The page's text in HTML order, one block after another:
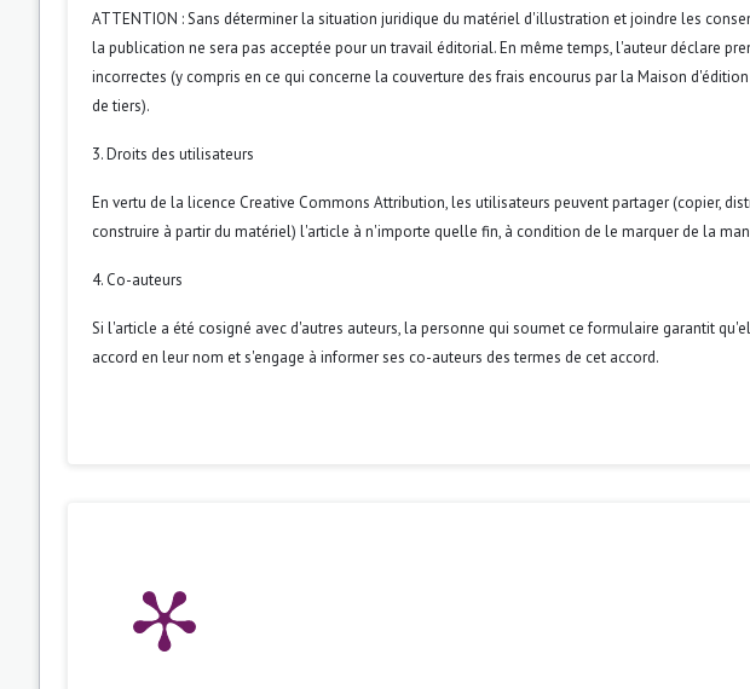
ATTENTION : Sans déterminer la situation juridique du matériel d'illustration et joindre les
la publication ne sera pas acceptée pour un travail éditorial. En même temps, l'auteur déclare
incorrectes (y compris en ce qui concerne la couverture des frais encourus par la Maison
de tiers).
3. Droits des utilisateurs
En vertu de la licence Creative Commons Attribution, les utilisateurs peuvent partager (copier,
construire à partir du matériel) l'article à n'importe quelle fin, à condition de le marquer de la
4. Co-auteurs
Si l'article a été cosigné avec d'autres auteurs, la personne qui soumet ce formulaire garantit
accord en leur nom et s'engage à informer ses co-auteurs des termes de cet accord.